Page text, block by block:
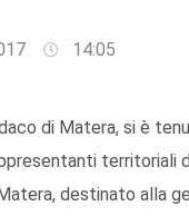
14:05
di Matera, si è
territoriali
destinato alla